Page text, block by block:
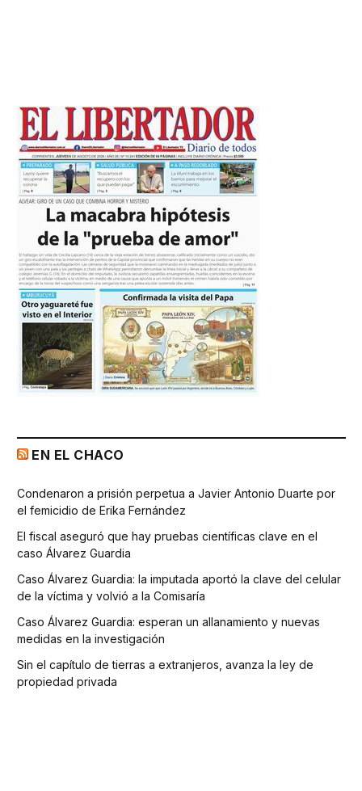
EN EL CHACO
Condenaron a prisión perpetua a Javier Antonio Duarte por
el femicidio de Erika Fernández
El fiscal aseguró que hay pruebas científicas clave en el
caso Álvarez Guardia
Caso Álvarez Guardia: la imputada aportó la clave del celular
de la víctima y volvió a la Comisaría
Caso Álvarez Guardia: esperan un allanamiento y nuevas
medidas en la investigación
Sin el capítulo de tierras a extranjeros, avanza la ley de
propiedad privada